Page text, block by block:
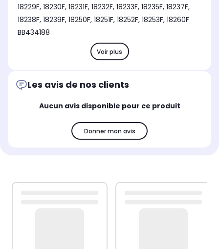
18229F, 18230F, 18231F, 18232F, 18233F, 18235F, 18237F,
18238F, 18239F, 18250F, 18251F, 18252F, 18253F, 18260F
BB434188
Voir plus
Les avis de nos clients
Aucun avis disponible pour ce produit
Donner mon avis